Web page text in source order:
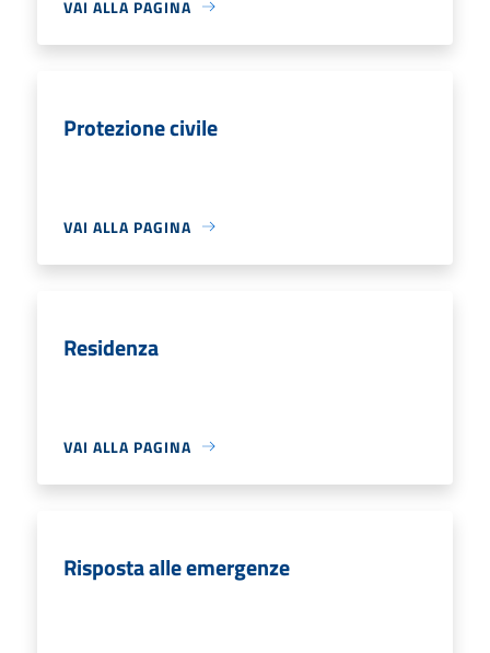
VAI ALLA PAGINA
Protezione civile
VAI ALLA PAGINA
Residenza
VAI ALLA PAGINA
Risposta alle emergenze